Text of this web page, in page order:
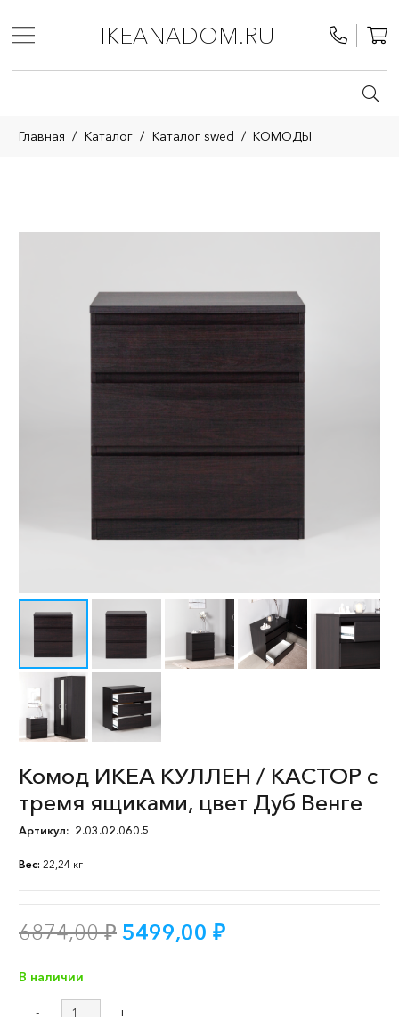
IKEANADOM.RU
Главная / Каталог / Каталог swed / КОМОДЫ
Комод ИКЕА КУЛЛЕН / КАСТОР с
тремя ящиками, цвет Дуб Венге
Артикул: 2.03.02.060.5
Вес: 22,24 кг
6874,00₽ Первоначальная
5499,00 ₽Текущая
В наличии
Количество